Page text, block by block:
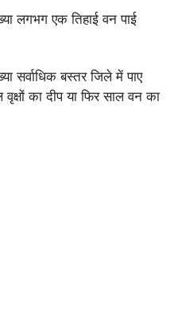
लगभग एक तिहाई वन पाई
सर्वाधिक बस्तर जिले में पाए
का दीप या फिर साल वन का